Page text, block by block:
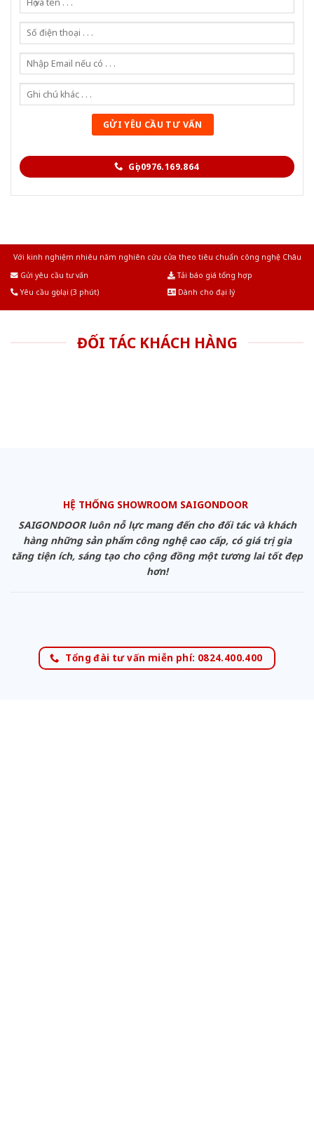
Gọi 0976.169.864
Với kinh nghiệm nhiêu năm nghiên cứu cửa theo tiêu chuẩn công nghệ Châu
Gửi yêu cầu tư vấn
Tải báo giá tổng hợp
Yêu cầu gọi lại (3 phút)
Dành cho đại lý
ĐỐI TÁC KHÁCH HÀNG
HỆ THỐNG SHOWROOM SAIGONDOOR
SAIGONDOOR luôn nỗ lực mang đến cho đối tác và khách
hàng những sản phẩm công nghệ cao cấp, có giá trị gia
tăng tiện ích, sáng tạo cho cộng đồng một tương lai tốt đẹp
hơn!
Tổng đài tư vấn miễn phí: 0824.400.400